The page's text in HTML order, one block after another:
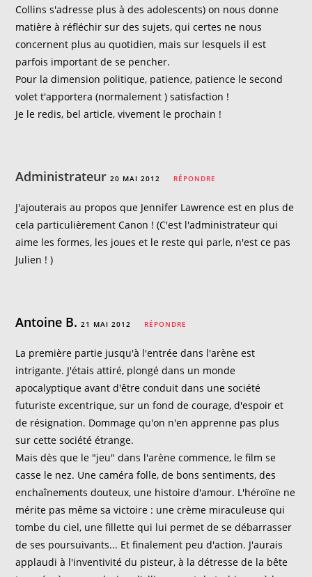
Collins s'adresse plus à des adolescents) on nous donne
matière à réfléchir sur des sujets, qui certes ne nous
concernent plus au quotidien, mais sur lesquels il est
parfois important de se pencher.
Pour la dimension politique, patience, patience le second
volet t'apportera (normalement ) satisfaction !
Je le redis, bel article, vivement le prochain !
Administrateur 20 MAI 2012 RÉPONDRE
J'ajouterais au propos que Jennifer Lawrence est en plus de
cela particulièrement Canon ! (C'est l'administrateur qui
aime les formes, les joues et le reste qui parle, n'est ce pas
Julien ! )
Antoine B.21 MAI 2012 RÉPONDRE
La première partie jusqu'à l'entrée dans l'arène est
intrigante. J'étais attiré, plongé dans un monde
apocalyptique avant d'être conduit dans une société
futuriste excentrique, sur un fond de courage, d'espoir et
de résignation. Dommage qu'on n'en apprenne pas plus
sur cette société étrange.
Mais dès que le "jeu" dans l'arène commence, le film se
casse le nez. Une caméra folle, de bons sentiments, des
enchaînements douteux, une histoire d'amour. L'héroïne ne
mérite pas même sa victoire : une crème miraculeuse qui
tombe du ciel, une fillette qui lui permet de se débarrasser
de ses poursuivants... Et finalement peu d'action. J'aurais
applaudi à l'inventivité du pisteur, à la détresse de la bête